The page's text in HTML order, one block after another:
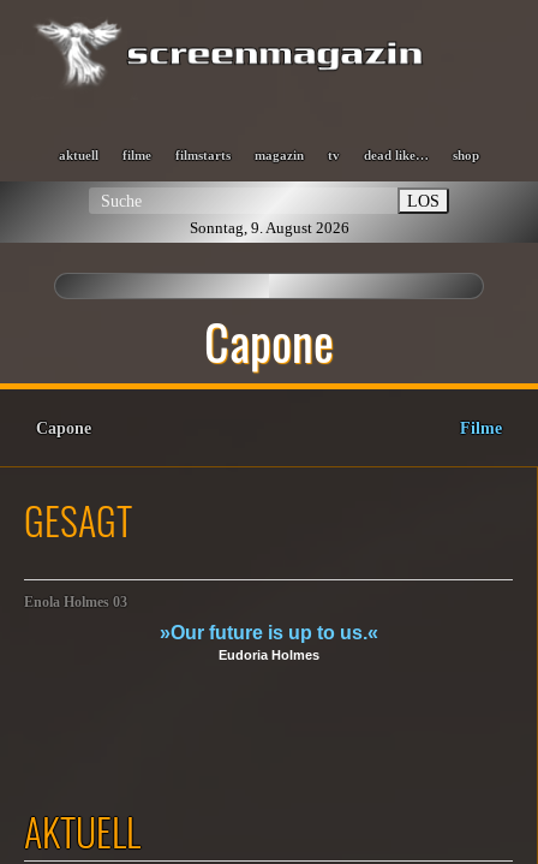
aktuell filme filmstarts magazin tv dead like… shop
LOS
Sonntag, 9. August 2026
Capone
Capone Filme
GESAGT
Enola Holmes 03
»Our future is up to us.«
Eudoria Holmes
AKTUELL